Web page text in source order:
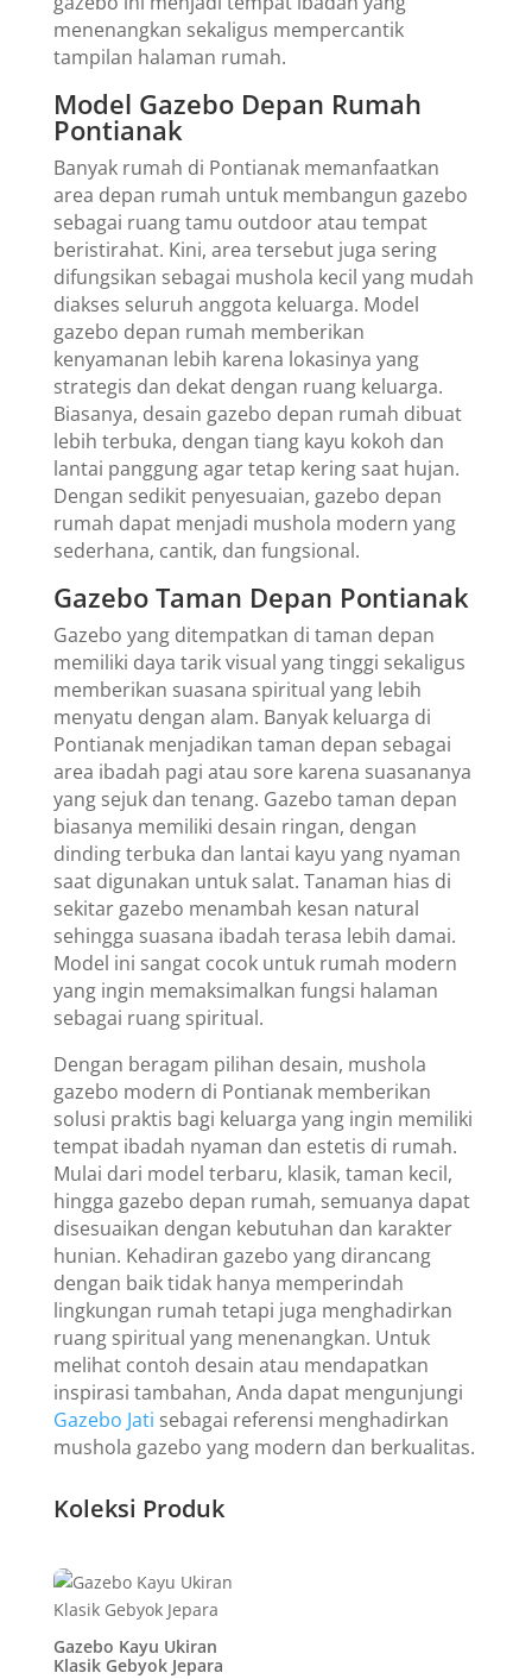
menenangkan sekaligus mempercantik
tampilan halaman rumah.
Model Gazebo Depan Rumah
Pontianak
Banyak rumah di Pontianak memanfaatkan
area depan rumah untuk membangun gazebo
sebagai ruang tamu outdoor atau tempat
beristirahat. Kini, area tersebut juga sering
difungsikan sebagai mushola kecil yang mudah
diakses seluruh anggota keluarga. Model
gazebo depan rumah memberikan
kenyamanan lebih karena lokasinya yang
strategis dan dekat dengan ruang keluarga.
Biasanya, desain gazebo depan rumah dibuat
lebih terbuka, dengan tiang kayu kokoh dan
lantai panggung agar tetap kering saat hujan.
Dengan sedikit penyesuaian, gazebo depan
rumah dapat menjadi mushola modern yang
sederhana, cantik, dan fungsional.
Gazebo Taman Depan Pontianak
Gazebo yang ditempatkan di taman depan
memiliki daya tarik visual yang tinggi sekaligus
memberikan suasana spiritual yang lebih
menyatu dengan alam. Banyak keluarga di
Pontianak menjadikan taman depan sebagai
area ibadah pagi atau sore karena suasananya
yang sejuk dan tenang. Gazebo taman depan
biasanya memiliki desain ringan, dengan
dinding terbuka dan lantai kayu yang nyaman
saat digunakan untuk salat. Tanaman hias di
sekitar gazebo menambah kesan natural
sehingga suasana ibadah terasa lebih damai.
Model ini sangat cocok untuk rumah modern
yang ingin memaksimalkan fungsi halaman
sebagai ruang spiritual.
Dengan beragam pilihan desain, mushola
gazebo modern di Pontianak memberikan
solusi praktis bagi keluarga yang ingin memiliki
tempat ibadah nyaman dan estetis di rumah.
Mulai dari model terbaru, klasik, taman kecil,
hingga gazebo depan rumah, semuanya dapat
disesuaikan dengan kebutuhan dan karakter
hunian. Kehadiran gazebo yang dirancang
dengan baik tidak hanya memperindah
lingkungan rumah tetapi juga menghadirkan
ruang spiritual yang menenangkan. Untuk
melihat contoh desain atau mendapatkan
inspirasi tambahan, Anda dapat mengunjungi
Gazebo Jati sebagai referensi menghadirkan
mushola gazebo yang modern dan berkualitas.
Koleksi Produk
Gazebo Kayu Ukiran
Klasik Gebyok Jepara